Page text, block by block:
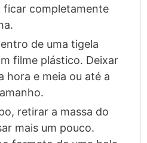
ficar completamente
de uma tigela
filme plástico. Deixar
hora e meia ou até a
retirar a massa do
mais um pouco.